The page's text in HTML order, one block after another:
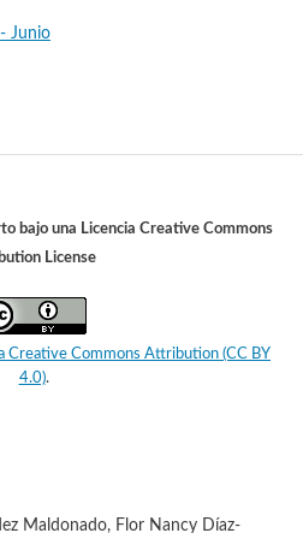
Junio
bajo una Licencia Creative Commons
License
Creative Commons Attribution (CC BY
4.0).
Maldonado, Flor Nancy Díaz-